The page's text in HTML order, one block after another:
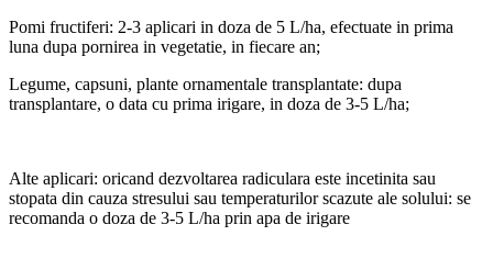
Pomi fructiferi: 2-3 aplicari in doza de 5 L/ha, efectuate in prima
luna dupa pornirea in vegetatie, in fiecare an;
Legume, capsuni, plante ornamentale transplantate: dupa
transplantare, o data cu prima irigare, in doza de 3-5 L/ha;
Alte aplicari: oricand dezvoltarea radiculara este incetinita sau
stopata din cauza stresului sau temperaturilor scazute ale solului: se
recomanda o doza de 3-5 L/ha prin apa de irigare